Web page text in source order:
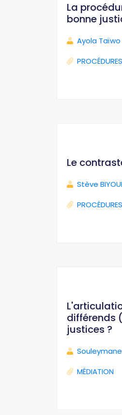
La
bonne
Ayola Taïwo
Le
Stève
différends
justices ?
Souleymane
MÉDIATION